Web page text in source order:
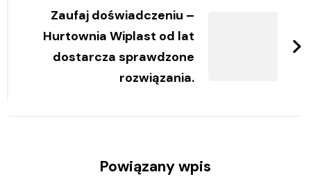
Zaufaj doświadczeniu –
Hurtownia Wiplast od lat
dostarcza sprawdzone
rozwiązania.
Powiązany wpis